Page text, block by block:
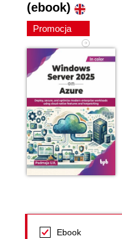
(ebook)
Promocja
Ebook